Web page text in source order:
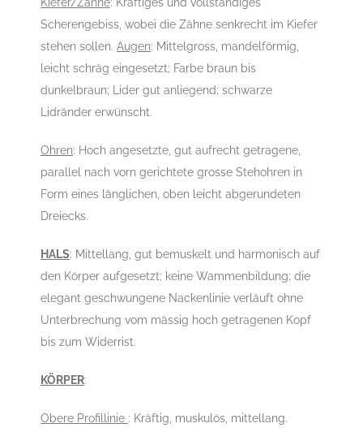
Scherengebiss, wobei die Zähne senkrecht im Kiefer
stehen sollen. Augen: Mittelgross, mandelförmig,
leicht schräg eingesetzt; Farbe braun bis
dunkelbraun; Lider gut anliegend; schwarze
Lidränder erwünscht.
Ohren: Hoch angesetzte, gut aufrecht getragene,
parallel nach vorn gerichtete grosse Stehohren in
Form eines länglichen, oben leicht abgerundeten
Dreiecks.
HALS: Mittellang, gut bemuskelt und harmonisch auf
den Körper aufgesetzt; keine Wammenbildung; die
elegant geschwungene Nackenlinie verläuft ohne
Unterbrechung vom mässig hoch getragenen Kopf
bis zum Widerrist.
KÖRPER:
Obere Profillinie : Kräftig, muskulös, mittellang.